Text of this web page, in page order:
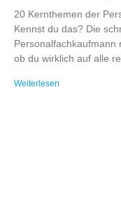
20 Kernthemen der
Kennst du das? Die
Personalfachkaufmann
ob du wirklich auf alle
Weiterlesen